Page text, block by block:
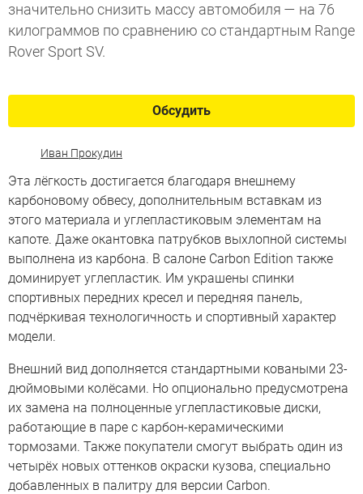
значительно снизить массу автомобиля — на 76
килограммов по сравнению со стандартным Range
Rover Sport SV.
Обсудить
Иван Прокудин
Эта лёгкость достигается благодаря внешнему
карбоновому обвесу, дополнительным вставкам из
этого материала и углепластиковым элементам на
капоте. Даже окантовка патрубков выхлопной системы
выполнена из карбона. В салоне Carbon Edition также
доминирует углепластик. Им украшены спинки
спортивных передних кресел и передняя панель,
подчёркивая технологичность и спортивный характер
модели.
Внешний вид дополняется стандартными коваными 23-
дюймовыми колёсами. Но опционально предусмотрена
их замена на полноценные углепластиковые диски,
работающие в паре с карбон-керамическими
тормозами. Также покупатели смогут выбрать один из
четырёх новых оттенков окраски кузова, специально
добавленных в палитру для версии Carbon.